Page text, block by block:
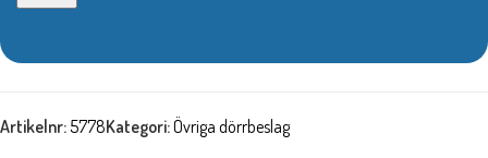
Artikelnr: 5778Kategori:Övriga dörrbeslag